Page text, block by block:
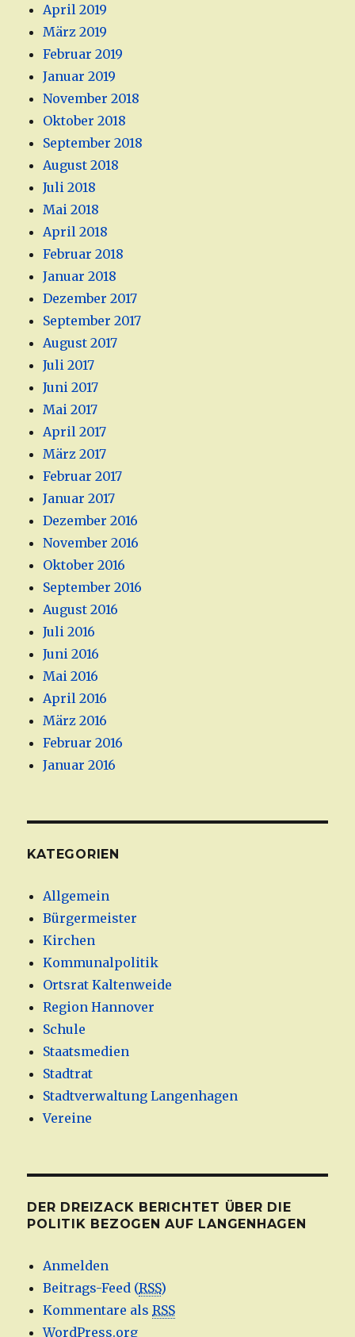
April 2019
März 2019
Februar 2019
Januar 2019
November 2018
Oktober 2018
September 2018
August 2018
Juli 2018
Mai 2018
April 2018
Februar 2018
Januar 2018
Dezember 2017
September 2017
August 2017
Juli 2017
Juni 2017
Mai 2017
April 2017
März 2017
Februar 2017
Januar 2017
Dezember 2016
November 2016
Oktober 2016
September 2016
August 2016
Juli 2016
Juni 2016
Mai 2016
April 2016
März 2016
Februar 2016
Januar 2016
KATEGORIEN
Allgemein
Bürgermeister
Kirchen
Kommunalpolitik
Ortsrat Kaltenweide
Region Hannover
Schule
Staatsmedien
Stadtrat
Stadtverwaltung Langenhagen
Vereine
DER DREIZACK BERICHTET ÜBER DIE
POLITIK BEZOGEN AUF LANGENHAGEN
Anmelden
Beitrags-Feed (RSS)
Kommentare alsRSS
WordPress.org